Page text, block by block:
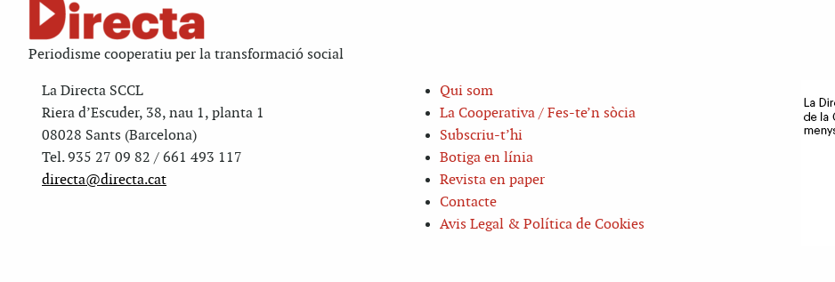
Periodisme cooperatiu per la transformació social
La Directa SCCL
Riera d’Escuder, 38, nau 1, planta 1
08028 Sants (Barcelona)
Tel. 935 27 09 82 / 661 493 117
directa@directa.cat
Qui som
La Cooperativa / Fes-te’n sòcia
Subscriu-t’hi
Botiga en línia
Revista en paper
Contacte
Avis Legal & Política de Cookies